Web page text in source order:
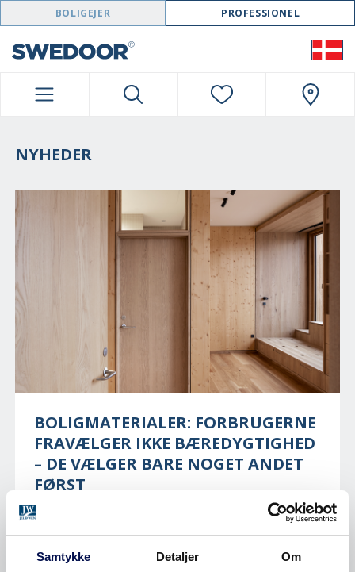
Samtykke Detaljer Om
SWEDOOR NAVIGATION
BOLIGEJER PROFESSIONEL
NYHEDER
BOLIGMATERIALER: FORBRUGERNE
FRAVÆLGER IKKE BÆREDYGTIGHED
– DE VÆLGER BARE NOGET ANDET
FØRST
Selvom mange danskere gerne vil træffe grønnere
valg i boligen, er det sjældent bæredygtighed, de...